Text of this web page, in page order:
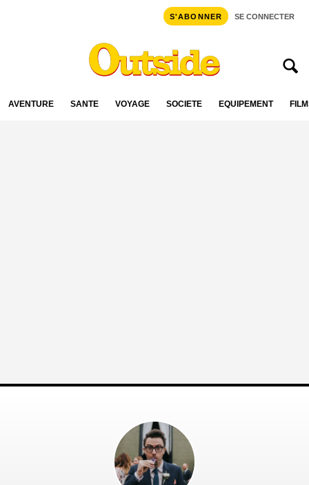
S'ABONNER SE CONNECTER
AVENTURE SANTÉ VOYAGE SOCIÉTÉ ÉQUIPEMENT